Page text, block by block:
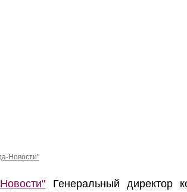
Новости"
Генеральный директор